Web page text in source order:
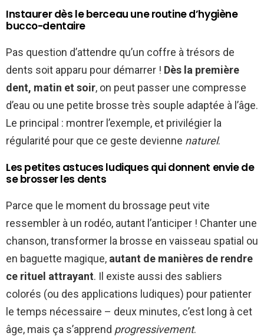
Instaurer dès le berceau une routine d’hygiène
bucco-dentaire
Pas question d’attendre qu’un coffre à trésors de
dents soit apparu pour démarrer ! Dès la première
dent, matin et soir, on peut passer une compresse
d’eau ou une petite brosse très souple adaptée à l’âge.
Le principal : montrer l’exemple, et privilégier la
régularité pour que ce geste devienne naturel.
Les petites astuces ludiques qui donnent envie de
se brosser les dents
Parce que le moment du brossage peut vite
ressembler à un rodéo, autant l’anticiper ! Chanter une
chanson, transformer la brosse en vaisseau spatial ou
en baguette magique, autant de manières de rendre
ce rituel attrayant. Il existe aussi des sabliers
colorés (ou des applications ludiques) pour patienter
le temps nécessaire – deux minutes, c’est long à cet
âge, mais ça s’apprend progressivement.